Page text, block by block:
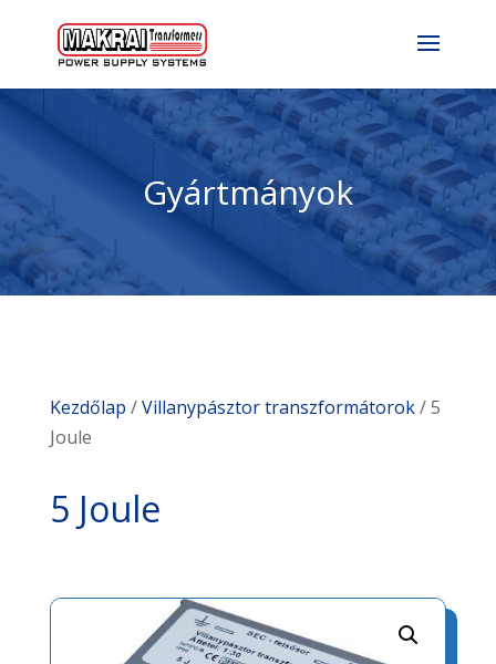
Gyártmányok
Kezdőlap /Villanypásztor transzformátorok/ 5
Joule
5 Joule